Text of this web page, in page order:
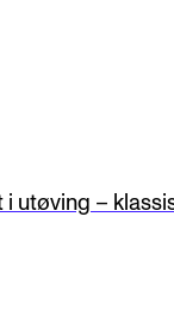
i utøving –